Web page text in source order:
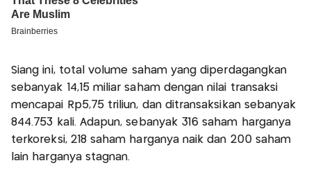
Siang ini, total volume saham yang diperdagangkan
sebanyak 14,15 miliar saham dengan nilai transaksi
mencapai Rp5,75 triliun, dan ditransaksikan sebanyak
844.753 kali. Adapun, sebanyak 316 saham harganya
terkoreksi, 218 saham harganya naik dan 200 saham
lain harganya stagnan.